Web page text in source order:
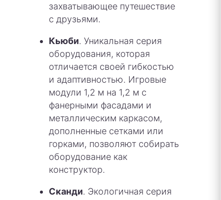
захватывающее путешествие
с друзьями.
Кьюби. Уникальная серия
оборудования, которая
отличается своей гибкостью
и адаптивностью. Игровые
модули 1,2 м на 1,2 м с
фанерными фасадами и
металлическим каркасом,
дополненные сетками или
горками, позволяют собирать
оборудование как
конструктор.
Сканди. Экологичная серия